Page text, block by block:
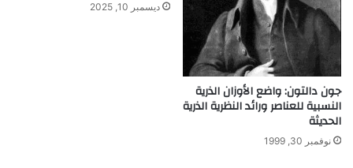
ي
م
ا
ن
جون دالتون: واضع الأوزان الذرية
النسبية للعناصر ورائد النظرية الذرية
الحديثة
نوفمبر 30, 1999
ديسمبر 10, 2025